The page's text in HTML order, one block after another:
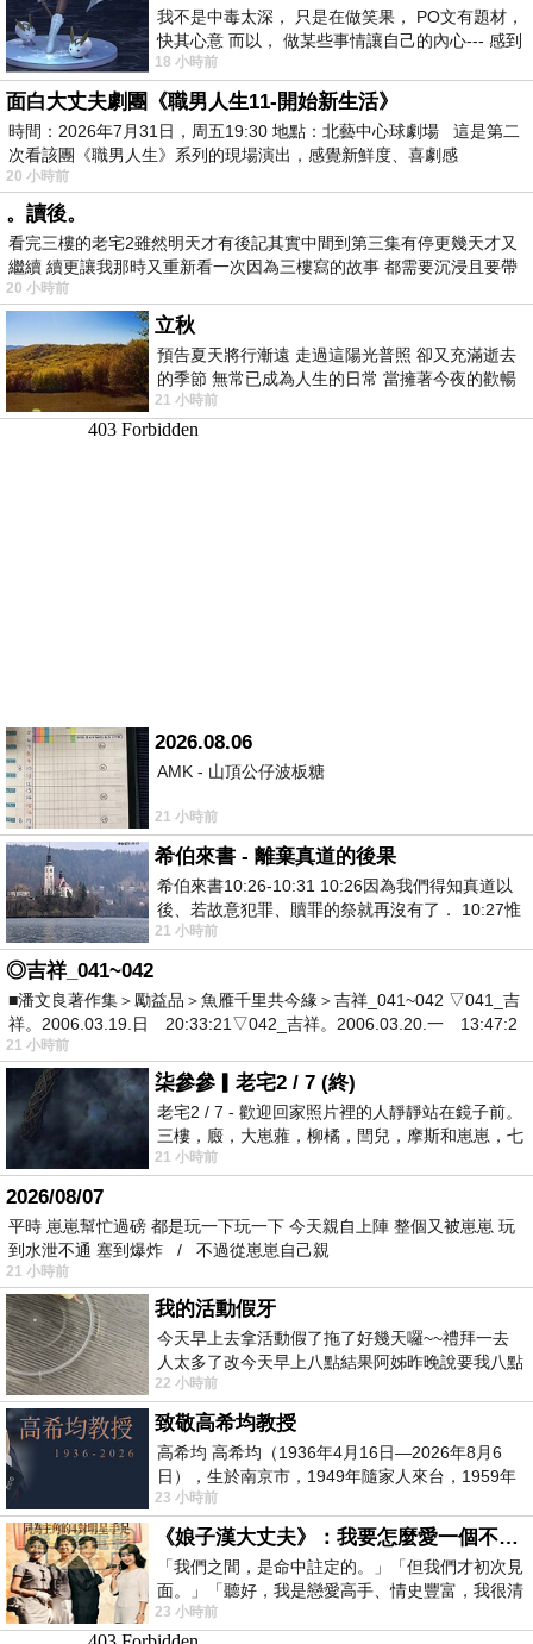
我不是中毒太深， 只是在做笑果， PO文有題材，
快其心意 而以， 做某些事情讓自己的內心--- 感到
愉快。
18 小時前
面白大丈夫劇團《職男人生11-開始新生活》
時間：2026年7月31日，周五19:30 地點：北藝中心球劇場 這是第二
次看該團《職男人生》系列的現場演出，感覺新鮮度、喜劇感
20 小時前
。讀後。
看完三樓的老宅2雖然明天才有後記其實中間到第三集有停更幾天才又
繼續 續更讓我那時又重新看一次因為三樓寫的故事 都需要沉浸且要帶
有
20 小時前
立秋
預告夏天將行漸遠 走過這陽光普照 卻又充滿逝去
的季節 無常已成為人生的日常 當擁著今夜的歡暢
舒心 轉眼驟成昨日 而明晨 太陽
21 小時前
2026.08.06
AMK - 山頂公仔波板糖
21 小時前
希伯來書 - 離棄真道的後果
希伯來書10:26-10:31 10:26因為我們得知真道以
後、若故意犯罪、贖罪的祭就再沒有了． 10:27惟
有戰懼等候審判和那燒滅眾敵人的烈火
21 小時前
◎吉祥_041~042
■潘文良著作集＞勵益品＞魚雁千里共今緣＞吉祥_041~042 ▽041_吉
祥。2006.03.19.日 20:33:21▽042_吉祥。2006.03.20.一 13:47:2
21 小時前
柒參參▎老宅2 / 7 (終)
老宅2 / 7 - 歡迎回家照片裡的人靜靜站在鏡子前。
三樓，廄，大崽蕥，柳橘，閆兒，摩斯和崽崽，七
個人整整齊齊地站在鏡框之外，如同
21 小時前
2026/08/07
平時 崽崽幫忙過磅 都是玩一下玩一下 今天親自上陣 整個又被崽崽 玩
到水泄不通 塞到爆炸 / 不過從崽崽自己親
21 小時前
我的活動假牙
今天早上去拿活動假了拖了好幾天囉~~禮拜一去
人太多了改今天早上八點結果阿姊昨晚說要我八點
去西螺農會~回到莿桐都8點半多了
22 小時前
致敬高希均教授
高希均 高希均（1936年4月16日—2026年8月6
日），生於南京市，1949年隨家人來台，1959年
赴美深造並取得經濟發展博士學位。曾任
23 小時前
《娘子漢大丈夫》：我要怎麼愛一個不存在的人？
「我們之間，是命中註定的。」「但我們才初次見
面。」「聽好，我是戀愛高手、情史豐富，我很清
楚這種感覺，你我之間的那種感覺，現
23 小時前